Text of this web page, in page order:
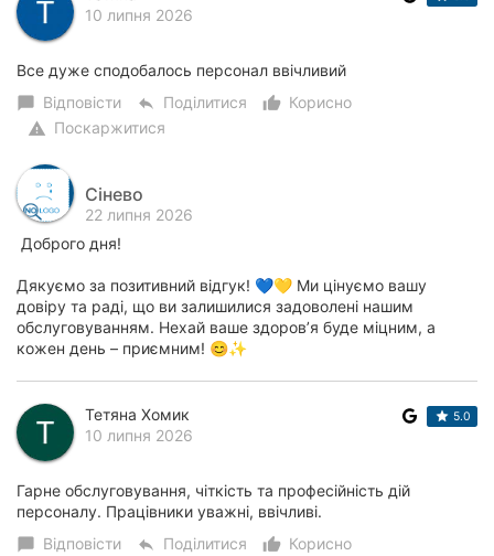
10 липня 2026
Все дуже сподобалось персонал ввічливий
chat_bubble Відповісти reply Поділитися thumb_up_alt
Корисно
warning Поскаржитися
Сінево
22 липня 2026
Доброго дня!
Дякуємо за позитивний відгук! 💙💛 Ми цінуємо вашу
довіру та раді, що ви залишилися задоволені нашим
обслуговуванням. Нехай ваше здоров’я буде міцним, а
кожен день – приємним! 😊✨
Тетяна Хомик
10 липня 2026
5.0
Гарне обслуговування, чіткість та професійність дій
персоналу. Працівники уважні, ввічливі.
chat_bubble Відповісти reply Поділитися thumb_up_alt
Корисно